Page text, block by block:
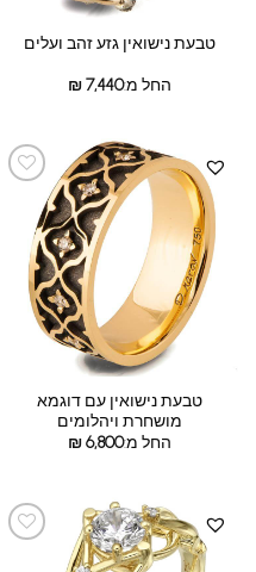
טבעת נישואין גזע זהב ועלים
החל מ: ₪7,440
טבעת נישואין עם דוגמא
מושחרת ויהלומים
החל מ:
₪6,800